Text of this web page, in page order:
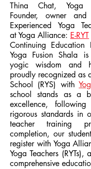
Thina Chat, Yoga
Founder, owner
Experienced Yoga
atYoga Alliance: E-RYT
Continuing Education
Yoga Fusion Shala
yogic wisdom and
proudly recognized as
School (RYS) with
school stands as a
excellence, following
rigorous standards in
teacher training
completion, our
register with Yoga
Yoga Teachers (RYTs),
comprehensive